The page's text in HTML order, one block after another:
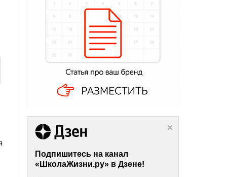
Подпишитесь на канал
«ШколаЖизни.ру» в Дзене!